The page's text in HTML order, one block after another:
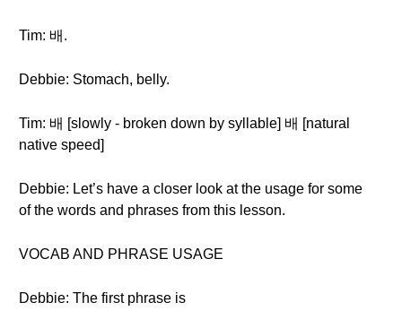
Tim: 배.
Debbie: Stomach, belly.
Tim: 배 [slowly - broken down by syllable] 배 [natural
native speed]
Debbie: Let’s have a closer look at the usage for some
of the words and phrases from this lesson.
VOCAB AND PHRASE USAGE
Debbie: The first phrase is